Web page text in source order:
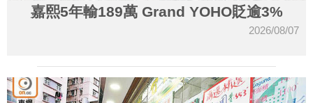
嘉熙5年輸189萬 Grand YOHO貶逾3%
2026/08/07